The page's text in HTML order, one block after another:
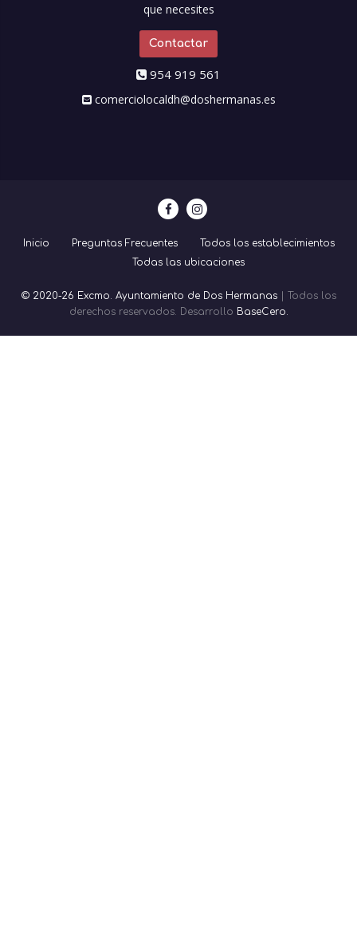
que necesites
Contactar
954 919 561
comerciolocaldh@doshermanas.es
Inicio Preguntas Frecuentes
Todos los establecimientos
Todas las ubicaciones
© 2020-26 Excmo. Ayuntamiento de Dos Hermanas| Todos los
derechos reservados. Desarrollo BaseCero.